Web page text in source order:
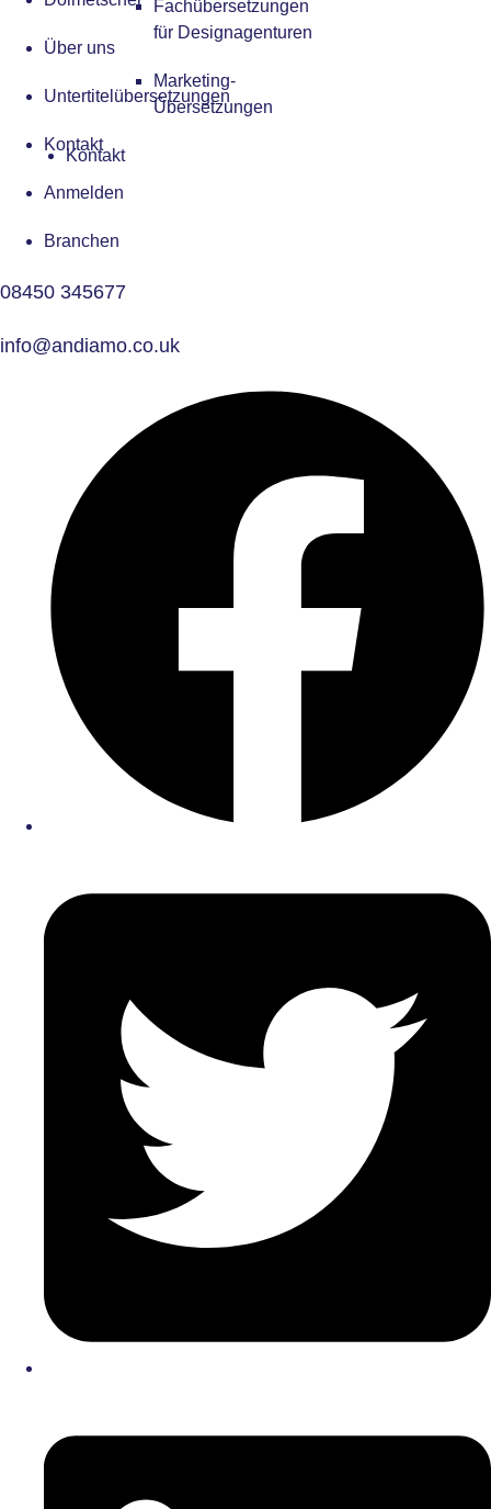
Fachübersetzungen
für Designagenturen
Marketing-
Übersetzungen
Kontakt
Über uns
Untertitelübersetzungen
Kontakt
Anmelden
Branchen
08450 345677
info@andiamo.co.uk